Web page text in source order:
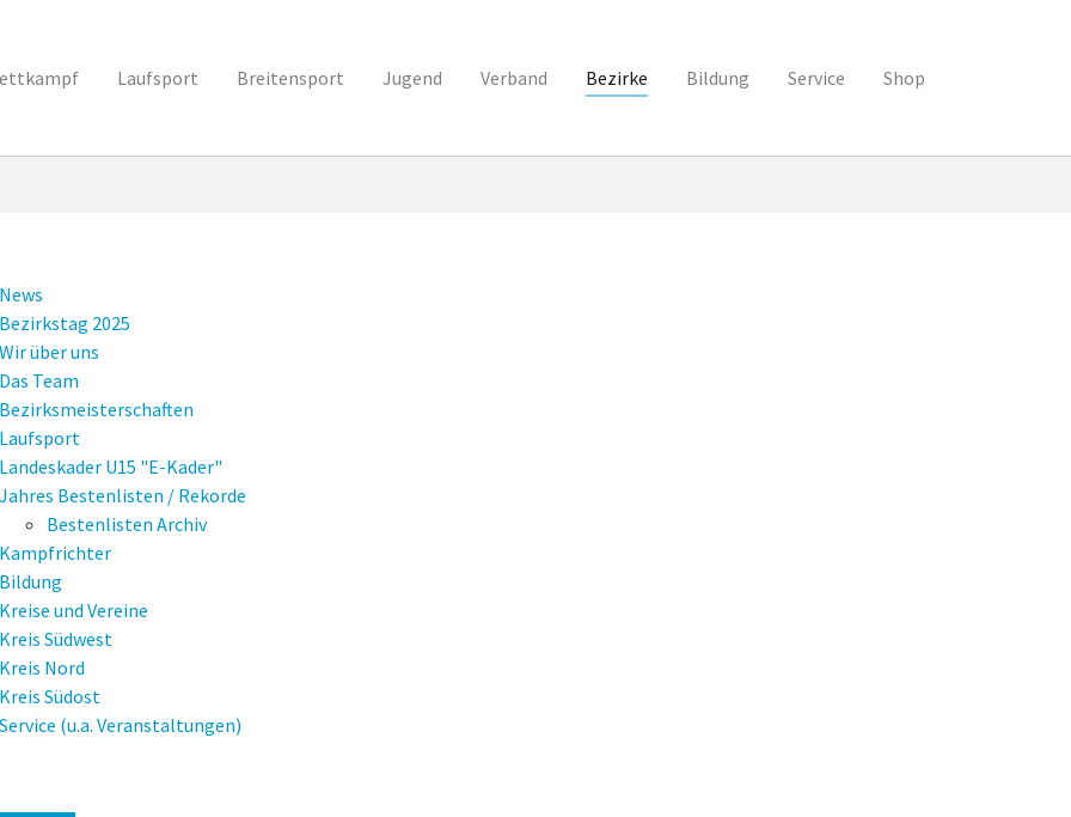
Laufsport Breitensport Jugend Verband Bezirke Bildung Service Shop
News
Bezirkstag 2025
Wir über uns
Das Team
Bezirksmeisterschaften
Laufsport
Landeskader U15 "E-Kader"
Jahres Bestenlisten / Rekorde
Bestenlisten Archiv
Kampfrichter
Bildung
Kreise und Vereine
Kreis Südwest
Kreis Nord
Kreis Südost
Service (u.a. Veranstaltungen)